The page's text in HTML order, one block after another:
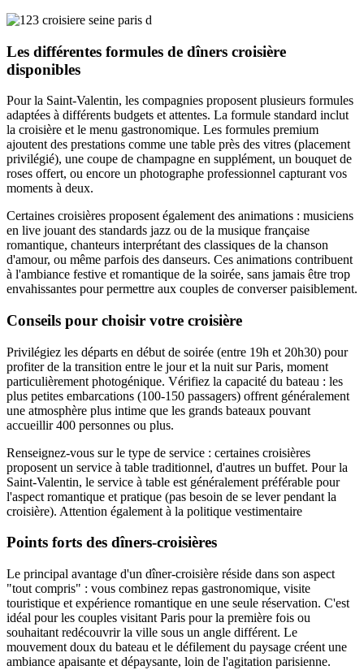
Les différentes formules de dîners croisière
disponibles
Pour la Saint-Valentin, les compagnies proposent plusieurs formules
adaptées à différents budgets et attentes. La formule standard inclut
la croisière et le menu gastronomique. Les formules premium
ajoutent des prestations comme une table près des vitres (placement
privilégié), une coupe de champagne en supplément, un bouquet de
roses offert, ou encore un photographe professionnel capturant vos
moments à deux.
Certaines croisières proposent également des animations : musiciens
en live jouant des standards jazz ou de la musique française
romantique, chanteurs interprétant des classiques de la chanson
d'amour, ou même parfois des danseurs. Ces animations contribuent
à l'ambiance festive et romantique de la soirée, sans jamais être trop
envahissantes pour permettre aux couples de converser paisiblement.
Conseils pour choisir votre croisière
Privilégiez les départs en début de soirée (entre 19h et 20h30) pour
profiter de la transition entre le jour et la nuit sur Paris, moment
particulièrement photogénique. Vérifiez la capacité du bateau : les
plus petites embarcations (100-150 passagers) offrent généralement
une atmosphère plus intime que les grands bateaux pouvant
accueillir 400 personnes ou plus.
Renseignez-vous sur le type de service : certaines croisières
proposent un service à table traditionnel, d'autres un buffet. Pour la
Saint-Valentin, le service à table est généralement préférable pour
l'aspect romantique et pratique (pas besoin de se lever pendant la
croisière). Attention également à la politique vestimentaire
Points forts des dîners-croisières
Le principal avantage d'un dîner-croisière réside dans son aspect
"tout compris" : vous combinez repas gastronomique, visite
touristique et expérience romantique en une seule réservation. C'est
idéal pour les couples visitant Paris pour la première fois ou
souhaitant redécouvrir la ville sous un angle différent. Le
mouvement doux du bateau et le défilement du paysage créent une
ambiance apaisante et dépaysante, loin de l'agitation parisienne.